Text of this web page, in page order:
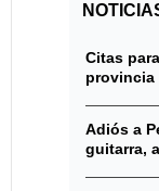
Citas
provincia
Adiós a
guitarra,